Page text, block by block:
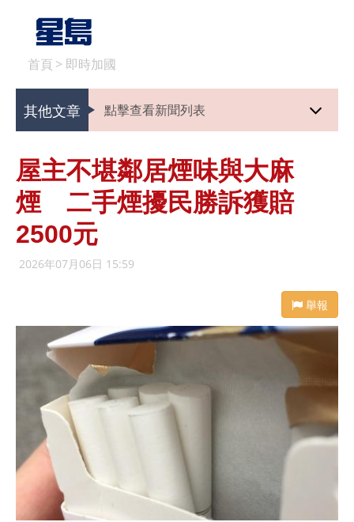
首頁 > 即時加國
其他文章 點擊查看新聞列表
屋主不堪鄰居煙味與大麻
煙 二手煙擾民勝訴獲賠
2500元
2026年07月06日 15:59
舉報